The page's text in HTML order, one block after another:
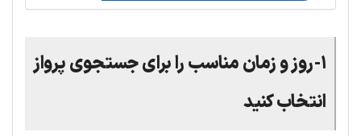
۱-روز و زمان مناسب را برای جستجوی پرواز
انتخاب کنید